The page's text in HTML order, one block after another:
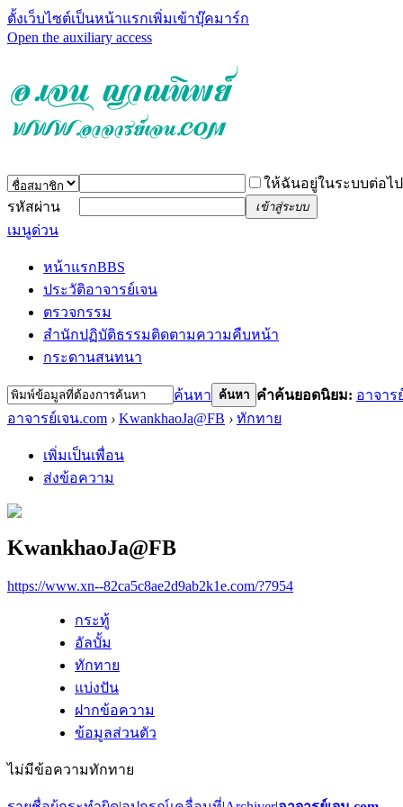
ตั้งเว็บไซต์เป็นหน้าแรกเพิ่มเข้าบุ๊คมาร์ก
Open the auxiliary access
ให้ฉันอยู่ในระบบต่อไป
รหัสผ่าน
เข้าสู่ระบบ
เมนูด่วน
หน้าแรกBBS
ประวัติอาจารย์เจน
ตรวจกรรม
สำนักปฏิบัติธรรมติดตามความคืบหน้า
กระดานสนทนา
ค้นหา ค้นหา คำค้นยอดนิยม: อาจาร
อาจารย์เจน.com › KwankhaoJa@FB › ทักทาย
เพิ่มเป็นเพื่อน
ส่งข้อความ
KwankhaoJa@FB
https://www.xn--82ca5c8ae2d9ab2k1e.com/?7954
กระทู้
อัลบั้ม
ทักทาย
แบ่งปัน
ฝากข้อความ
ข้อมูลส่วนตัว
ไม่มีข้อความทักทาย